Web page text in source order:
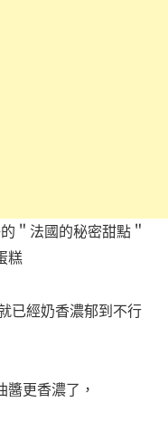
已經奶香濃郁到不行
醬更香濃了，